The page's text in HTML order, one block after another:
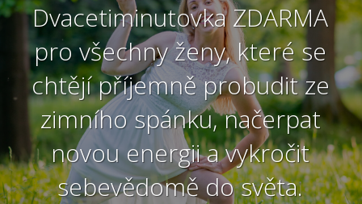
Dvacetiminutovka ZDARMA
pro všechny ženy, které se
chtějí příjemně probudit ze
zimního spánku, načerpat
novou energii a vykročit
sebevědomě do světa.